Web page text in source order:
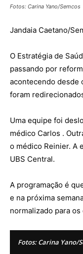
Fotos: Carina Yano/Semcos
Jandaia Caetano/
O Estratégia de
passando por
acontecendo desde
foram
Uma equipe foi
médico Carlos .
o médico Reinier. A
UBS Central.
A programação é
e na próxima
normalizado para
Fotos: Carina Yano/